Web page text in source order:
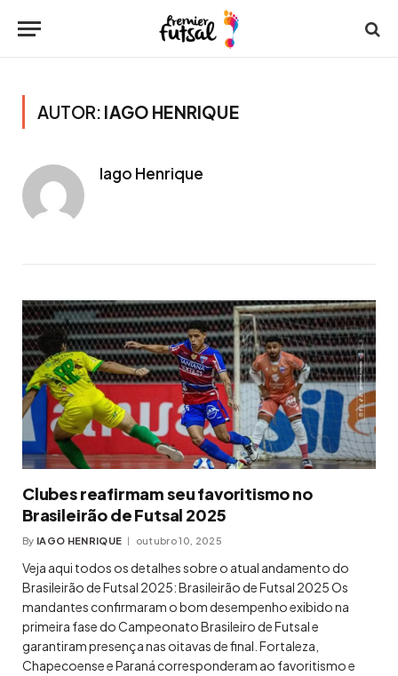
AUTOR: IAGO HENRIQUE
Iago Henrique
Clubes reafirmam seu favoritismo no
Brasileirão de Futsal 2025
By IAGO HENRIQUE outubro 10, 2025
Veja aqui todos os detalhes sobre o atual andamento do
Brasileirão de Futsal 2025: Brasileirão de Futsal 2025 Os
mandantes confirmaram o bom desempenho exibido na
primeira fase do Campeonato Brasileiro de Futsal e
garantiram presença nas oitavas de final. Fortaleza,
Chapecoense e Paraná corresponderam ao favoritismo e